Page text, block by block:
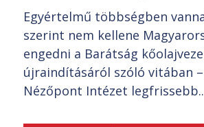
Egyértelmű többségben
szerint nem kellene
engedni a Barátság
újraindításáról szóló vitában
Nézőpont Intézet